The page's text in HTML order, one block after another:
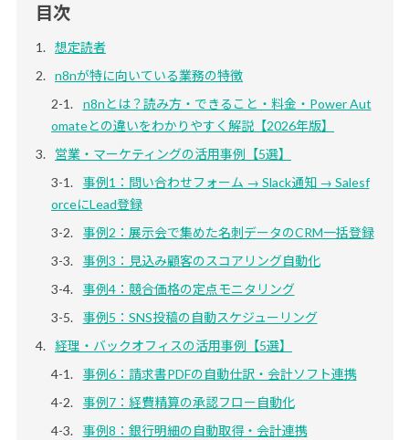
目次
想定読者
n8nが特に向いている業務の特徴
n8nとは？読み方・できること・料金・Power Aut
omateとの違いをわかりやすく解説【2026年版】
営業・マーケティングの活用事例【5選】
事例1：問い合わせフォーム → Slack通知 → Salesf
orceにLead登録
事例2：展示会で集めた名刺データのCRM一括登録
事例3：見込み顧客のスコアリング自動化
事例4：競合価格の定点モニタリング
事例5：SNS投稿の自動スケジューリング
経理・バックオフィスの活用事例【5選】
事例6：請求書PDFの自動仕訳・会計ソフト連携
事例7：経費精算の承認フロー自動化
事例8：銀行明細の自動取得・会計連携